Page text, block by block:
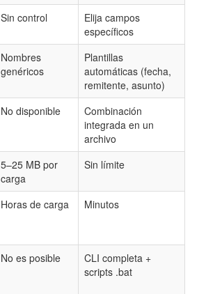
Sin control
Elija campos
específicos
Nombres
genéricos
Plantillas
automáticas (fecha,
remitente, asunto)
No disponible
Combinación
integrada en un
archivo
5–25 MB por
carga
Sin límite
Horas de carga Minutos
No es posible
CLI completa +
scripts .bat